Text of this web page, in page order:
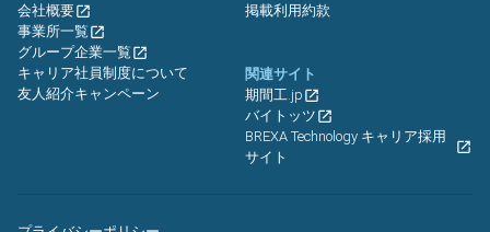
会社概要
事業所一覧
グループ企業一覧
キャリア社員制度について
友人紹介キャンペーン
掲載利用約款
関連サイト
期間工.jp
バイトッツ
BREXA Technology キャリア採用
サイト